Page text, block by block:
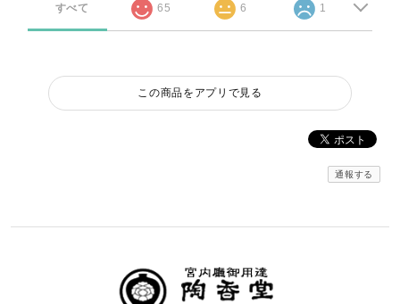
すべて 65 6 1
この商品をアプリで見る
通報する